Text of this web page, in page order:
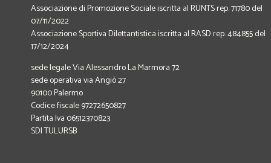
Associazione di Promozione Sociale iscritta al RUNTS rep. 71780 del
07/11/2022
Associazione Sportiva Dilettantistica iscritta al RASD rep. 484855 del
17/12/2024
sede legale Via Alessandro La Marmora 72
sede operativa via Angiò 27
90100 Palermo
Codice fiscale 97272650827
Partita Iva 06512370823
SDI TULURSB